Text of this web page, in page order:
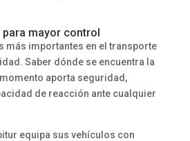
para mayor control
más importantes en el transporte
Saber dónde se encuentra la
aporta seguridad,
de reacción ante cualquier
equipa sus vehículos con